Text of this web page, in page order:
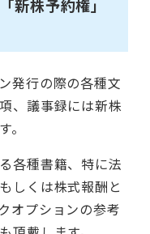
新株予約権」
発行の際の各種文
、議事録には新株
各種書籍、特に法
しくは株式報酬と
オプションの参考